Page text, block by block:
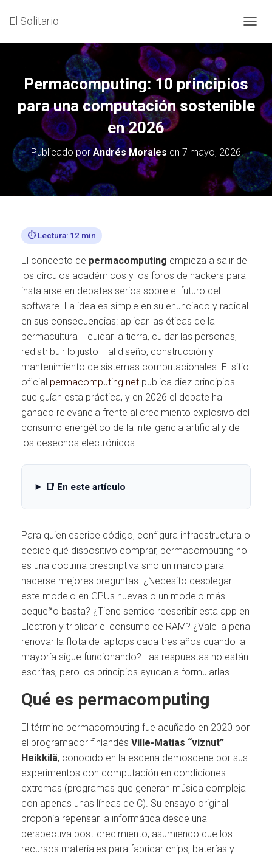
El Solitario
A
B
I
A
R
M
D
E
N
A
Permacomputing: 10 principios
para una computación sostenible
en 2026
Publicado porAndrés Morales en 7 mayo, 2026
⏱️ Lectura: 12 min
El concepto de permacomputing empieza a salir de
los círculos académicos y los foros de hackers para
instalarse en debates serios sobre el futuro del
software. La idea es simple en su enunciado y radical
en sus consecuencias: aplicar las éticas de la
permacultura —cuidar la tierra, cuidar las personas,
redistribuir lo justo— al diseño, construcción y
mantenimiento de sistemas computacionales. El sitio
oficial permacomputing.net publica diez principios
que guían esta práctica, y en 2026 el debate ha
ganado relevancia frente al crecimiento explosivo del
consumo energético de la inteligencia artificial y de
los desechos electrónicos.
📑 En este artículo
Para quien escribe código, configura infraestructura o
decide qué dispositivo comprar, permacomputing no
es una doctrina prescriptiva sino un marco para
hacerse mejores preguntas. ¿Necesito desplegar
este modelo en GPUs nuevas o un modelo más
pequeño basta? ¿Tiene sentido reescribir esta app en
Electron y triplicar el consumo de RAM? ¿Vale la pena
renovar la flota de laptops cada tres años cuando la
mayoría sigue funcionando? Las respuestas no están
escritas, pero los principios ayudan a formularlas.
Qué es permacomputing
El término permacomputing fue acuñado en 2020 por
el programador finlandés Ville-Matias “viznut”
Heikkilä, conocido en la escena demoscene por sus
experimentos con computación en condiciones
extremas (programas que generan música compleja
con apenas unas líneas de C). Su ensayo original
proponía repensar la informática desde una
perspectiva post-crecimiento, asumiendo que los
recursos materiales para fabricar chips, baterías y